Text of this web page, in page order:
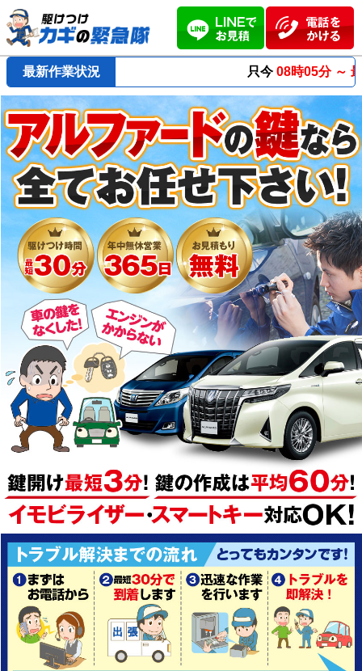
最新作業状況 最短23分で到着！